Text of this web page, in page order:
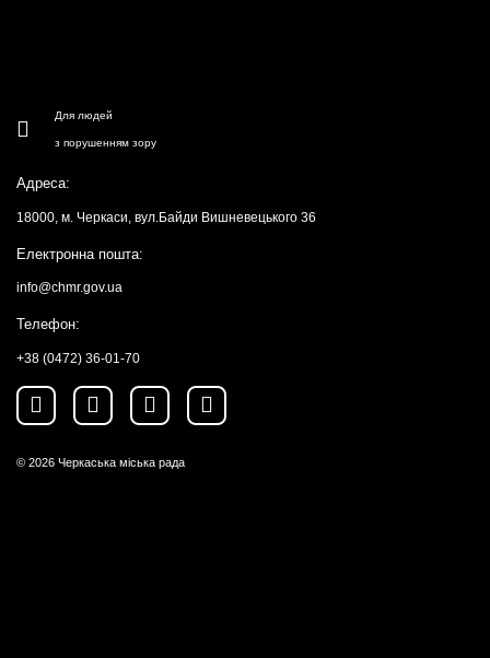
Для людей
з порушенням зору
Адреса:
18000, м. Черкаси, вул.Байди Вишневецького 36
Електронна пошта:
info@chmr.gov.ua
Телефон:
+38 (0472) 36-01-70
© 2026 Черкаська міська рада